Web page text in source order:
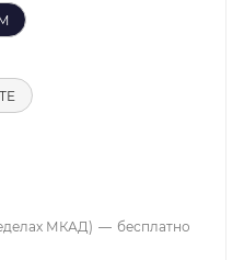
МКАД) — бесплатно